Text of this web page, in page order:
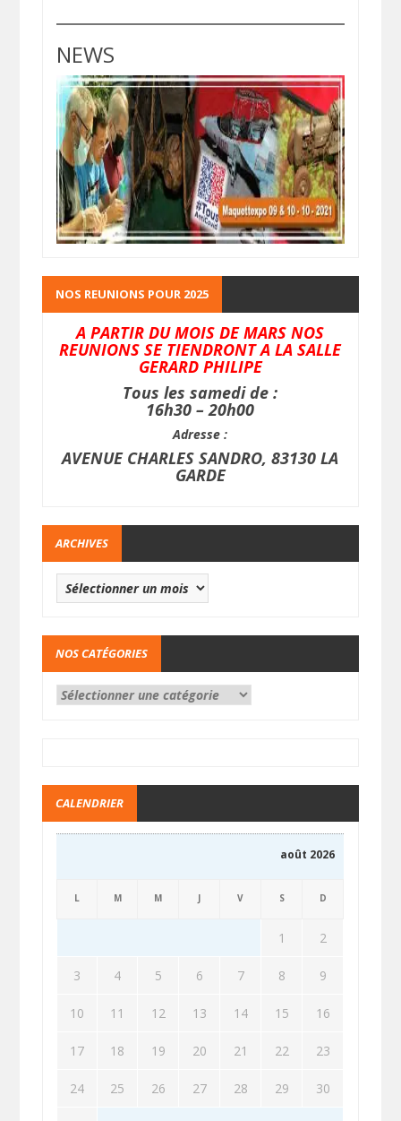
NEWS
NOS REUNIONS POUR 2025
A PARTIR DU MOIS DE MARS NOS
REUNIONS SE TIENDRONT A LA SALLE
GERARD PHILIPE
Tous les samedi de :
16h30 – 20h00
Adresse :
AVENUE CHARLES SANDRO, 83130 LA
GARDE
ARCHIVES
NOS CATÉGORIES
CALENDRIER
août 2026
L M M J V S D
1 2
3 4 5 6 7 8 9
10 11 12 13 14 15 16
17 18 19 20 21 22 23
24 25 26 27 28 29 30